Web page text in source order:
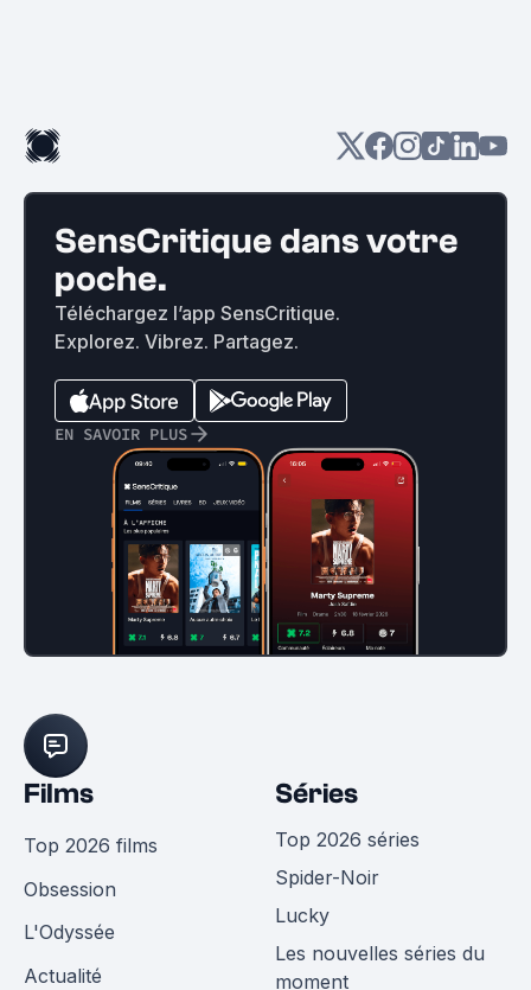
SensCritique dans votre
poche.
Téléchargez l’app SensCritique.
Explorez. Vibrez. Partagez.
EN SAVOIR PLUS
Films
Top 2026 films
Obsession
L'Odyssée
Actualité
Séries
Top 2026 séries
Spider-Noir
Lucky
Les nouvelles séries du
moment